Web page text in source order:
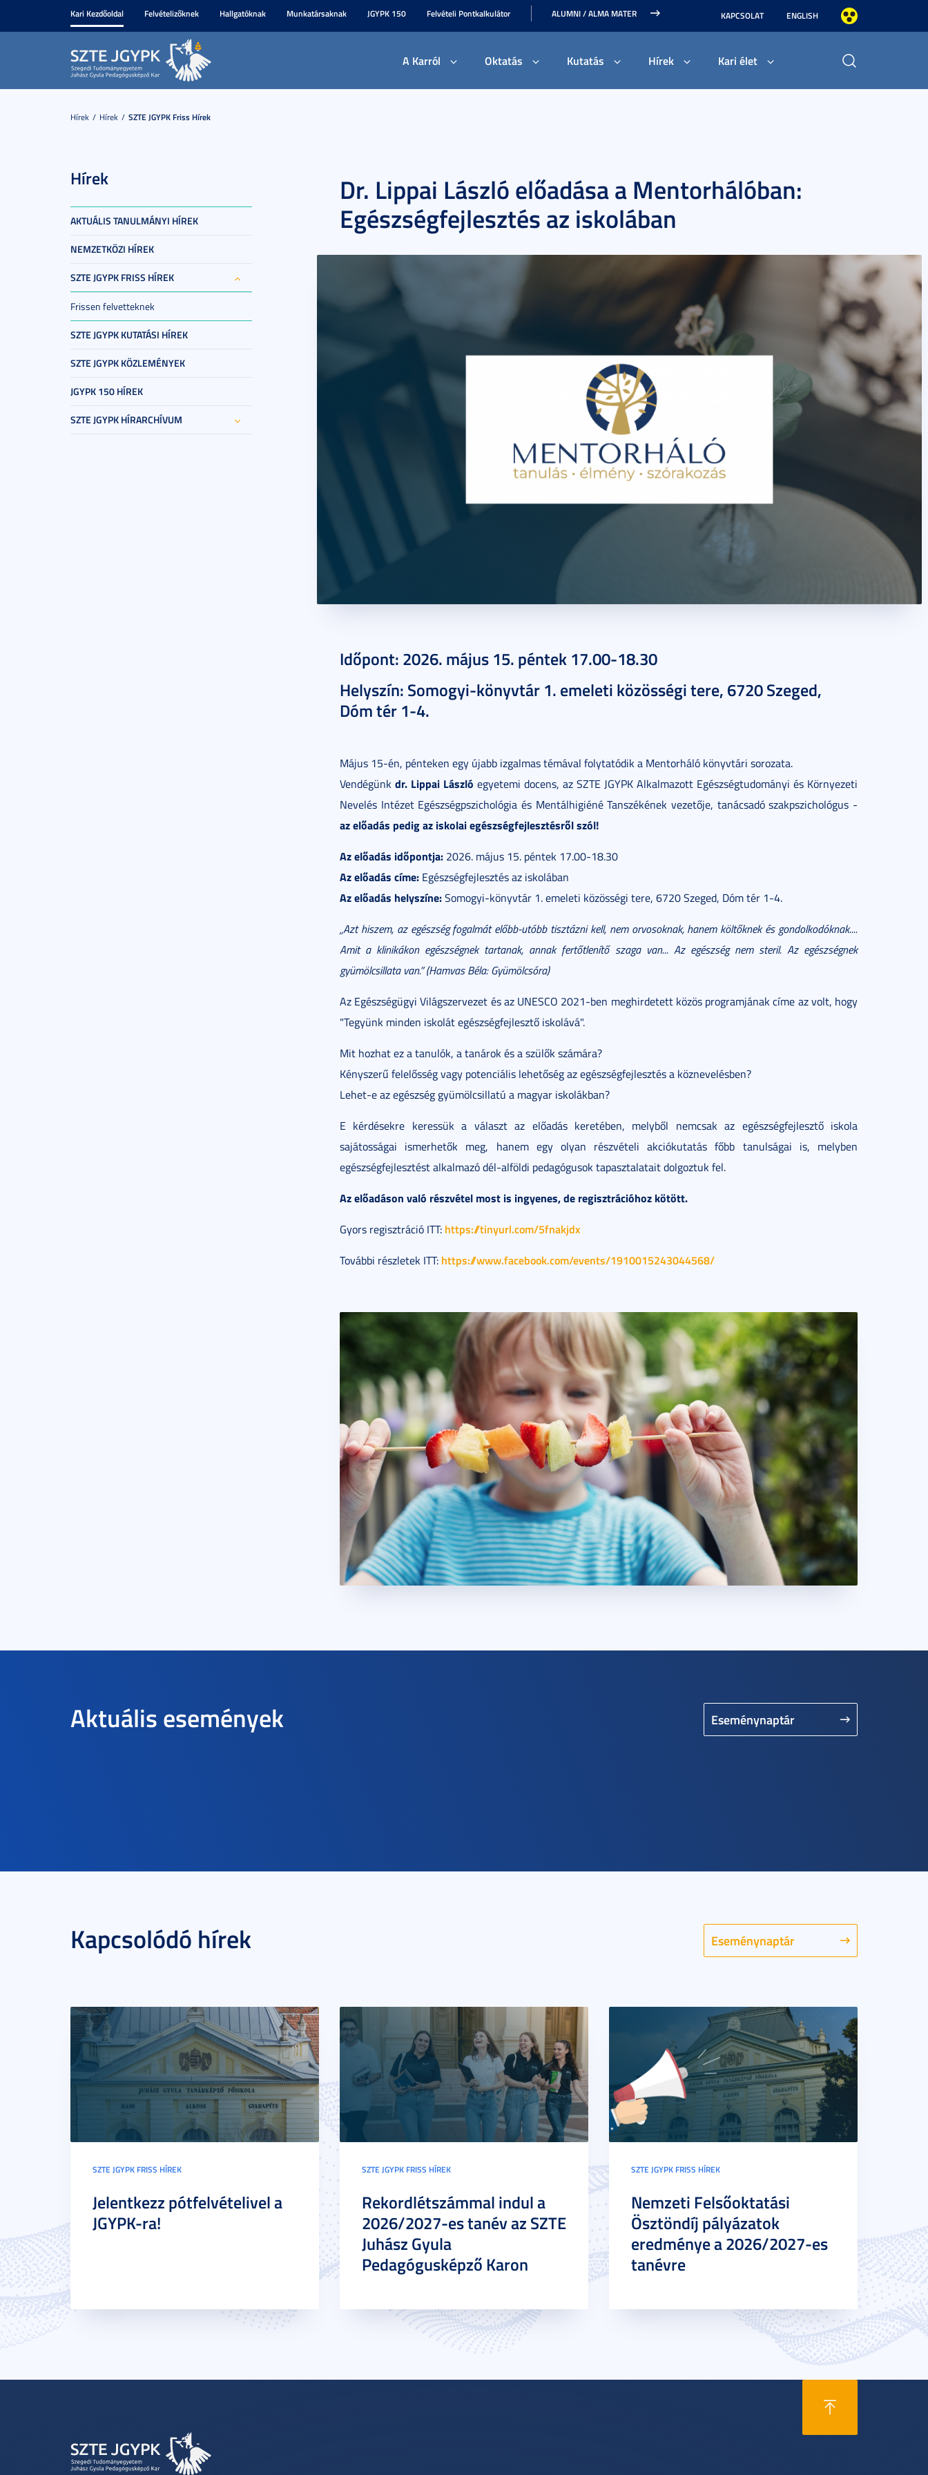
Kari Kezdőoldal Felvételizőknek Hallgatóknak Munkatársaknak JGYPK 150 Felvételi Pontkalkulátor ALUMNI / ALMA MATER KAPCSOLAT ENGLISH
A Karról Oktatás Kutatás Hírek Kari élet
Hírek Hírek SZTE JGYPK Friss Hírek
Hírek
AKTUÁLIS TANULMÁNYI HÍREK
NEMZETKÖZI HÍREK
SZTE JGYPK FRISS HÍREK
Frissen felvetteknek
SZTE JGYPK KUTATÁSI HÍREK
SZTE JGYPK KÖZLEMÉNYEK
JGYPK 150 HÍREK
SZTE JGYPK HÍRARCHÍVUM
Dr. Lippai László előadása a Mentorhálóban:
Egészségfejlesztés az iskolában
Időpont: 2026. május 15. péntek 17.00-18.30
Helyszín: Somogyi-könyvtár 1. emeleti közösségi tere, 6720 Szeged,
Dóm tér 1-4.
Május 15-én, pénteken egy újabb izgalmas témával folytatódik a Mentorháló könyvtári sorozata.
Vendégünk dr. Lippai László egyetemi docens, az SZTE JGYPK Alkalmazott Egészségtudományi és Környezeti
Nevelés Intézet Egészségpszichológia és Mentálhigiéné Tanszékének vezetője, tanácsadó szakpszichológus -
az előadás pedig az iskolai egészségfejlesztésről szól!
Az előadás időpontja: 2026. május 15. péntek 17.00-18.30
Az előadás címe: Egészségfejlesztés az iskolában
Az előadás helyszíne:Somogyi-könyvtár 1. emeleti közösségi tere, 6720 Szeged, Dóm tér 1-4.
„Azt hiszem, az egészség fogalmát előbb-utóbb tisztázni kell, nem orvosoknak, hanem költőknek és gondolkodóknak....
Amit a klinikákon egészségnek tartanak, annak fertőtlenítő szaga van... Az egészség nem steril. Az egészségnek
gyümölcsillata van.” (Hamvas Béla: Gyümölcsóra)
Az Egészségügyi Világszervezet és az UNESCO 2021-ben meghirdetett közös programjának címe az volt, hogy
"Tegyünk minden iskolát egészségfejlesztő iskolává".
Mit hozhat ez a tanulók, a tanárok és a szülők számára?
Kényszerű felelősség vagy potenciális lehetőség az egészségfejlesztés a köznevelésben?
Lehet-e az egészség gyümölcsillatú a magyar iskolákban?
E kérdésekre keressük a választ az előadás keretében, melyből nemcsak az egészségfejlesztő iskola
sajátosságai ismerhetők meg, hanem egy olyan részvételi akciókutatás főbb tanulságai is, melyben
egészségfejlesztést alkalmazó dél-alföldi pedagógusok tapasztalatait dolgoztuk fel.
Az előadáson való részvétel most is ingyenes, de regisztrációhoz kötött.
Gyors regisztráció ITT: https://tinyurl.com/5fnakjdx
További részletek ITT: https://www.facebook.com/events/1910015243044568/
Aktuális események Eseménynaptár
Kapcsolódó hírek Eseménynaptár
SZTE JGYPK FRISS HÍREK
Jelentkezz pótfelvételivel a
JGYPK-ra!
SZTE JGYPK FRISS HÍREK
Rekordlétszámmal indul a
2026/2027-es tanév az SZTE
Juhász Gyula
Pedagógusképző Karon
SZTE JGYPK FRISS HÍREK
Nemzeti Felsőoktatási
Ösztöndíj pályázatok
eredménye a 2026/2027-es
tanévre